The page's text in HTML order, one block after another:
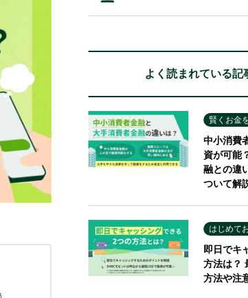
よく読まれている記
賢くお金
中小消費
資が可能
融との違
ついて解
はじめて
即日でキ
方法は？
方法や注